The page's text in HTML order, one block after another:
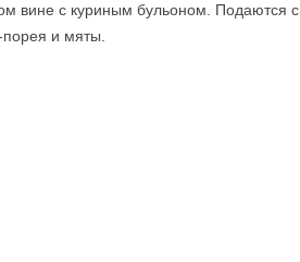
вине с куриным бульоном. Подаются с
и мяты.